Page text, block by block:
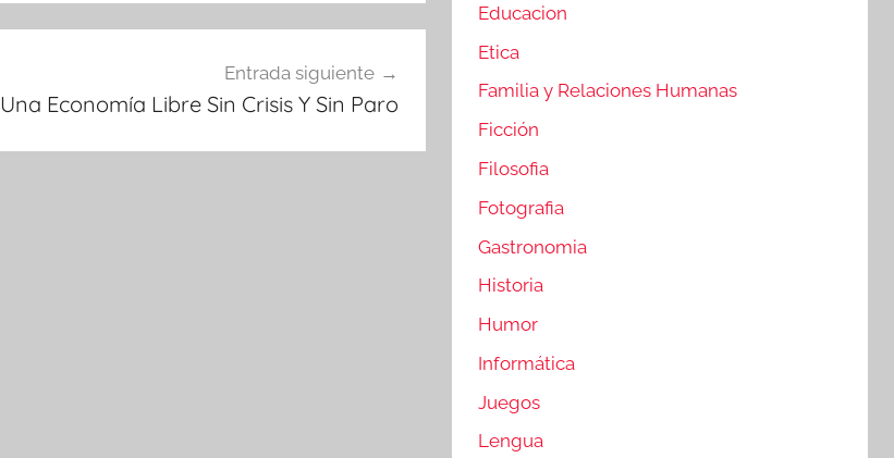
Entrada siguiente
Una Economía Libre Sin Crisis Y Sin Paro
Educacion
Etica
Familia y Relaciones Humanas
Ficción
Filosofia
Fotografia
Gastronomia
Historia
Humor
Informática
Juegos
Lengua